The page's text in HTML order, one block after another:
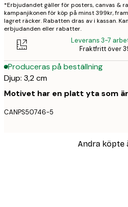
*Erbjudandet gäller för posters, canvas &
kampanjikonen för köp på minst 399kr,
lagret räcker. Rabatten dras av i kassan.
erbjudanden eller rabatter.
Leverans 3-7
Fraktfritt över
Produceras på beställning
Djup: 3,2 cm
Motivet har en platt yta som
CANPS50746-5
Andra köpte